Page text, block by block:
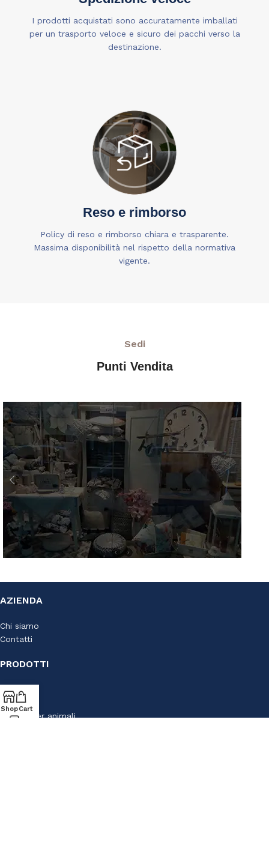
I prodotti acquistati sono accuratamente imballati
per un trasporto veloce e sicuro dei pacchi verso la
destinazione.
Reso e rimborso
Policy di reso e rimborso chiara e trasparente.
Massima disponibilità nel rispetto della normativa
vigente.
Sedi
Punti Vendita
Via S. Francesco D'Assisi, 10
Lun-Sab: 09.00-19.30
AZIENDA
Chi siamo
Contatti
PRODOTTI
Casalinghi
Cartoleria
Articoli per animali
ShopCart